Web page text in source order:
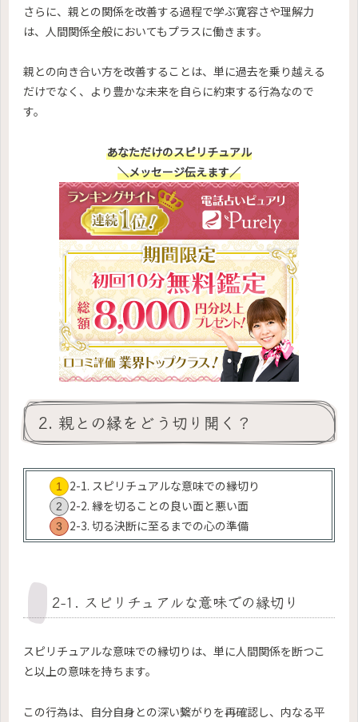
さらに、親との関係を改善する過程で学ぶ寛容さや理解力
は、人間関係全般においてもプラスに働きます。
親との向き合い方を改善することは、単に過去を乗り越える
だけでなく、より豊かな未来を自らに約束する行為なので
す。
あなただけのスピリチュアル
＼メッセージ伝えます／
2. 親との縁をどう切り開く？
2-1. スピリチュアルな意味での縁切り
2-2. 縁を切ることの良い面と悪い面
2-3. 切る決断に至るまでの心の準備
2-1. スピリチュアルな意味での縁切り
スピリチュアルな意味での縁切りは、単に人間関係を断つこ
と以上の意味を持ちます。
この行為は、自分自身との深い繋がりを再確認し、内なる平